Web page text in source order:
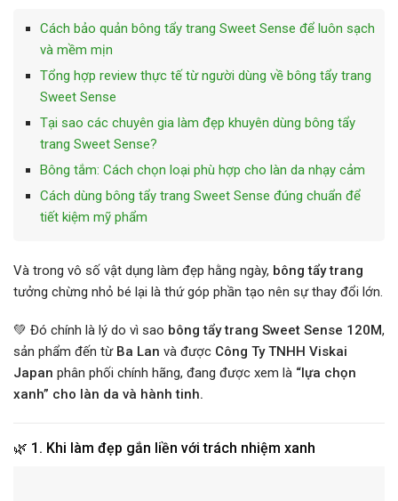
Cách bảo quản bông tẩy trang Sweet Sense để luôn sạch
và mềm mịn
Tổng hợp review thực tế từ người dùng về bông tẩy trang
Sweet Sense
Tại sao các chuyên gia làm đẹp khuyên dùng bông tẩy
trang Sweet Sense?
Bông tắm: Cách chọn loại phù hợp cho làn da nhạy cảm
Cách dùng bông tẩy trang Sweet Sense đúng chuẩn để
tiết kiệm mỹ phẩm
Và trong vô số vật dụng làm đẹp hằng ngày, bông tẩy trang
tưởng chừng nhỏ bé lại là thứ góp phần tạo nên sự thay đổi lớn.
💚 Đó chính là lý do vì sao bông tẩy trang Sweet Sense 120M,
sản phẩm đến từ Ba Lan và được Công Ty TNHH Viskai
Japan phân phối chính hãng, đang được xem là “lựa chọn
xanh” cho làn da và hành tinh.
🌿 1. Khi làm đẹp gắn liền với trách nhiệm xanh